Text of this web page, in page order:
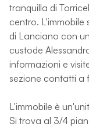
tranquilla di
centro. L'immobile
di Lanciano con
custode
informazioni e
sezione contatti a
L'immobile è
Si trova al 3/4